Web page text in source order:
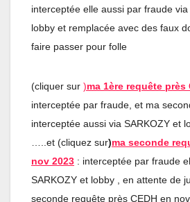
interceptée elle aussi par fraude
lobby et remplacée avec des faux
faire passer pour folle
(cliquer sur )ma 1ère requête près
interceptée par fraude, et ma
interceptée aussi via SARKOZY et
…..et (cliquez sur)ma seconde
nov 2023 : interceptée par fraude
SARKOZY et lobby , en attente de
seconde requête près CEDH en